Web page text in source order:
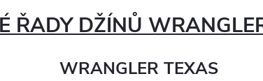
ŘADY DŽÍNŮ
WRANGLER TEXAS